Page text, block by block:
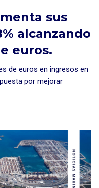
sus
alcanzando
euros.
de euros en ingresos en
por mejorar